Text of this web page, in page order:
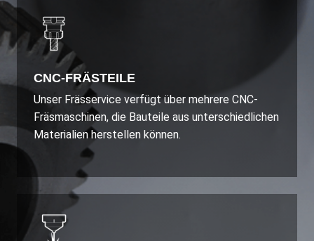
CNC-FRÄSTEILE
Unser Frässervice verfügt über mehrere CNC-
Fräsmaschinen, die Bauteile aus unterschiedlichen
Materialien herstellen können.